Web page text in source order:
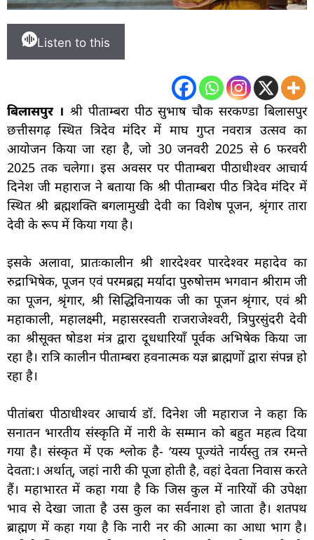
Listen to this
बिलासपुर । श्री पीताम्बरा पीठ सुभाष चौक सरकण्डा बिलासपुर
छत्तीसगढ़ स्थित त्रिदेव मंदिर में माघ गुप्त नवरात्र उत्सव का
आयोजन किया जा रहा है, जो 30 जनवरी 2025 से 6 फरवरी
2025 तक चलेगा। इस अवसर पर पीताम्बरा पीठाधीश्वर आचार्य
दिनेश जी महाराज ने बताया कि श्री पीताम्बरा पीठ त्रिदेव मंदिर में
स्थित श्री ब्रह्मशक्ति बगलामुखी देवी का विशेष पूजन, श्रृंगार तारा
देवी के रूप में किया गया है।
इसके अलावा, प्रातःकालीन श्री शारदेश्वर पारदेश्वर महादेव का
रुद्राभिषेक, पूजन एवं परमब्रह्म मर्यादा पुरुषोत्तम भगवान श्रीराम जी
का पूजन, श्रृंगार, श्री सिद्धिविनायक जी का पूजन श्रृंगार, एवं श्री
महाकाली, महालक्ष्मी, महासरस्वती राजराजेश्वरी, त्रिपुरसुंदरी देवी
का श्रीसूक्त षोडश मंत्र द्वारा दूधधारियाँ पूर्वक अभिषेक किया जा
रहा है। रात्रि कालीन पीताम्बरा हवनात्मक यज्ञ ब्राह्मणों द्वारा संपन्न हो
रहा है।
पीतांबरा पीठाधीश्वर आचार्य डॉ. दिनेश जी महाराज ने कहा कि
सनातन भारतीय संस्कृति में नारी के सम्मान को बहुत महत्व दिया
गया है। संस्कृत में एक श्लोक है- ‘यस्य पूज्यंते नार्यस्तु तत्र रमन्ते
देवता:। अर्थात्, जहां नारी की पूजा होती है, वहां देवता निवास करते
हैं। महाभारत में कहा गया है कि जिस कुल में नारियों की उपेक्षा
भाव से देखा जाता है उस कुल का सर्वनाश हो जाता है। शतपथ
ब्राह्मण में कहा गया है कि नारी नर की आत्मा का आधा भाग है।